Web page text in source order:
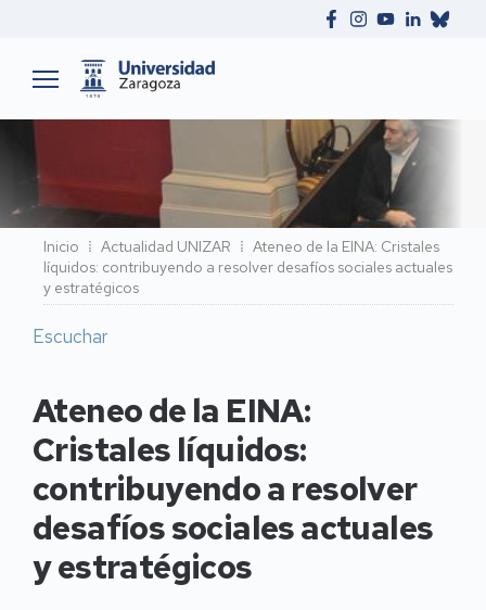
Ruta
de
navegación
Inicio Actualidad UNIZAR
Ateneo de la EINA: Cristales
líquidos: contribuyendo a resolver desafíos sociales actuales
y estratégicos
Escuchar
Ateneo de la EINA:
Cristales líquidos:
contribuyendo a resolver
desafíos sociales actuales
y estratégicos